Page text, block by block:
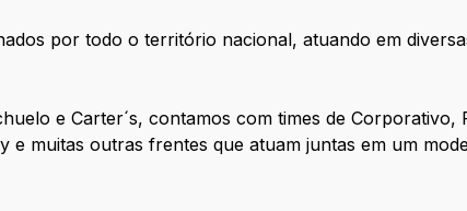
por todo o território nacional, atuando em
e Carter´s, contamos com times de Corporativo,
muitas outras frentes que atuam juntas em um